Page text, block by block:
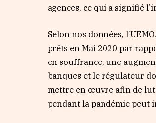
agences, ce qui a signifié
Selon nos données,
prêts en Mai 2020 par
en souffrance, une
banques et le régulateur
mettre en œuvre afin de
pendant la pandémie peut